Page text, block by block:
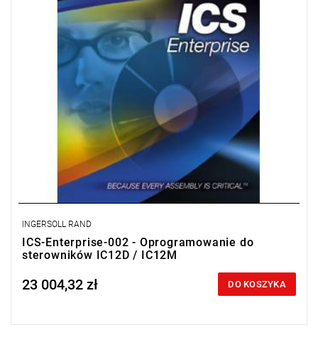
Licencja na 2 stanowiska.
INGERSOLL RAND
ICS-Enterprise-002 - Oprogramowanie do
sterowników IC12D / IC12M
Price tax included
23 004,32 zł DO KOSZYKA